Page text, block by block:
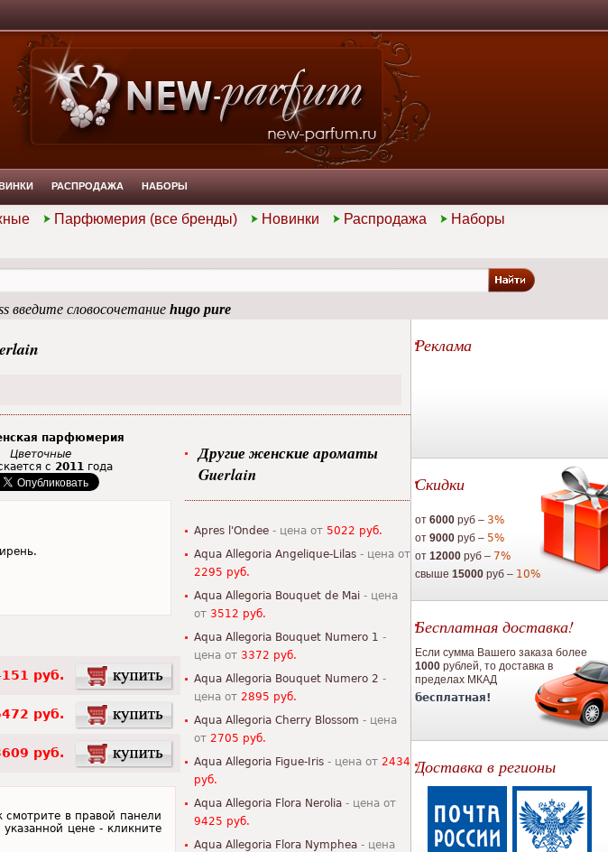
парфюмерия
Цветочные
с 2011 года
руб.
руб.
руб.
смотрите в правой панели
цене - кликните
Другие женские ароматы
Guerlain
Apres l'Ondee - цена от 5022 руб.
Aqua Allegoria Angelique-Lilas - цена от
2295 руб.
Aqua Allegoria Bouquet de Mai - цена
от 3512 руб.
Aqua Allegoria Bouquet Numero 1 -
цена от 3372 руб.
Aqua Allegoria Bouquet Numero 2 -
цена от 2895 руб.
Aqua Allegoria Cherry Blossom - цена
от 2705 руб.
Aqua Allegoria Figue-Iris - цена от 2434
руб.
Aqua Allegoria Flora Nerolia - цена от
9425 руб.
Aqua Allegoria Flora Nymphea - цена
Реклама
Скидки
от 6000 руб – 3%
от 9000 руб – 5%
от 12000 руб – 7%
свыше 15000 руб – 10%
Бесплатная доставка!
Если сумма Вашего заказа более
1000 рублей, то доставка в
пределах МКАД
бесплатная!
Доставка в регионы
РАСПРОДАЖА НАБОРЫ
Парфюмерия (все бренды) Новинки Распродажа Наборы
словосочетание hugo pure